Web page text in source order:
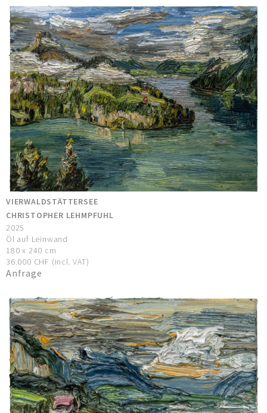
VIERWALDSTÄTTERSEE
CHRISTOPHER LEHMPFUHL
2025
Öl auf Leinwand
180 x 240 cm
36.000 CHF (incl. VAT)
Anfrage